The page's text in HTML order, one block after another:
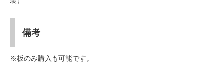
備考
※板のみ購入も可能です。